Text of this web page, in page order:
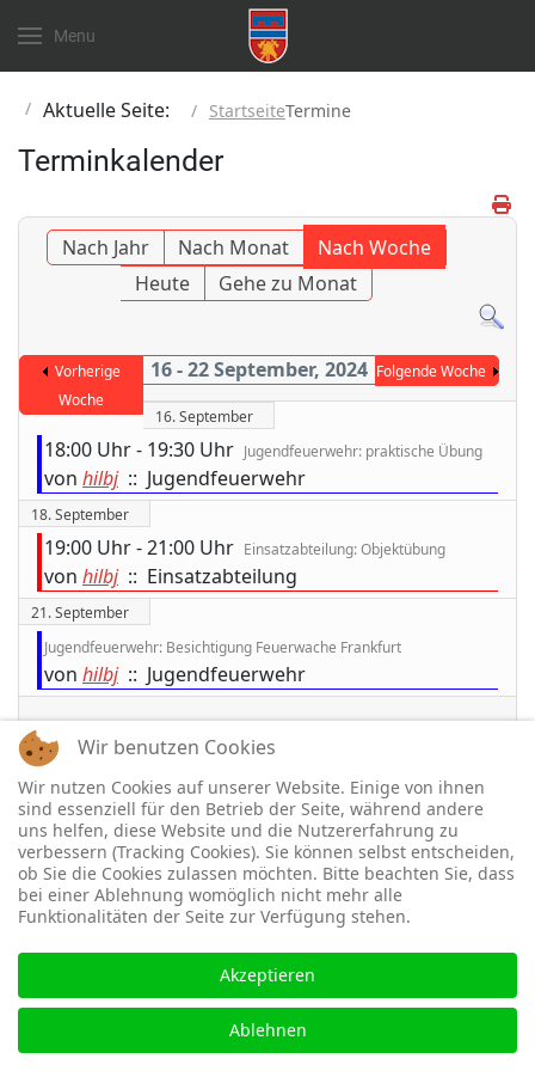
Menu
Aktuelle Seite: StartseiteTermine
Terminkalender
Nach Jahr Nach Monat
Nach Woche
Heute
Gehe zu Monat
Vorherige
Woche
16 - 22 September, 2024 Folgende Woche
16. September
18:00 Uhr - 19:30 Uhr Jugendfeuerwehr: praktische Übung
von hilbj:: Jugendfeuerwehr
18. September
19:00 Uhr - 21:00 Uhr Einsatzabteilung: Objektübung
von hilbj:: Einsatzabteilung
21. September
Jugendfeuerwehr: Besichtigung Feuerwache Frankfurt
von hilbj:: Jugendfeuerwehr
Copyright
Copyright © 2026 Freiwillige Feuerwehr
Limburg-Ahlbach e.V.. Alle Rechte vorbehalten.
Joomla!ist freie, unter derGNU/GPL-Lizenz
veröffentlichte Software.
Designed bysinciPowered by
Wir benutzen Cookies
Wir nutzen Cookies auf unserer Website. Einige von ihnen
sind essenziell für den Betrieb der Seite, während andere
uns helfen, diese Website und die Nutzererfahrung zu
verbessern (Tracking Cookies). Sie können selbst entscheiden,
ob Sie die Cookies zulassen möchten. Bitte beachten Sie, dass
bei einer Ablehnung womöglich nicht mehr alle
Funktionalitäten der Seite zur Verfügung stehen.
Akzeptieren
Ablehnen